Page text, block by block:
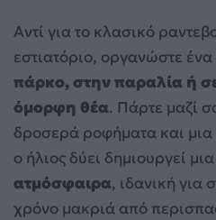
Αντί για το κλασικό
εστιατόριο, οργανώστε ένα
πάρκο, στην παραλία ή
όμορφη θέα. Πάρτε μαζί
δροσερά ροφήματα και
ο ήλιος δύει δημιουργεί
ατμόσφαιρα, ιδανική για
χρόνο μακριά από